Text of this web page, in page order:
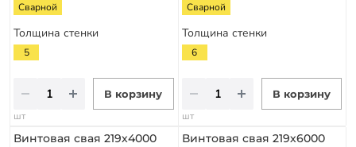
Сварной
Толщина стенки
5
В корзину
шт
Сварной
Толщина стенки
6
В корзину
шт
Винтовая свая 219х4000 Винтовая свая 219х6000